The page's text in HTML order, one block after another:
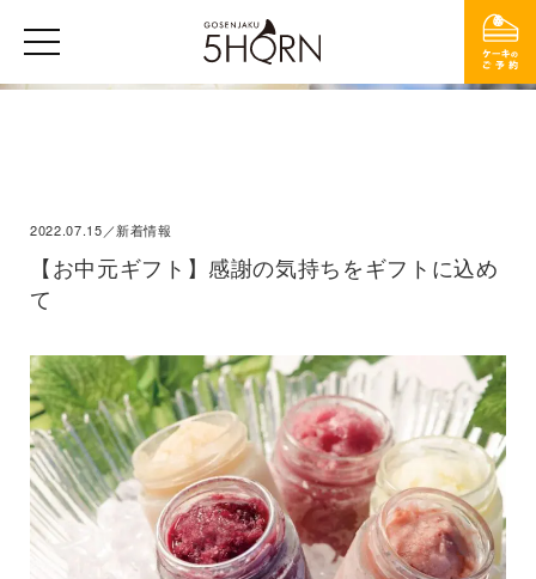
2022.07.15／新着情報
【お中元ギフト】感謝の気持ちをギフトに込め
て